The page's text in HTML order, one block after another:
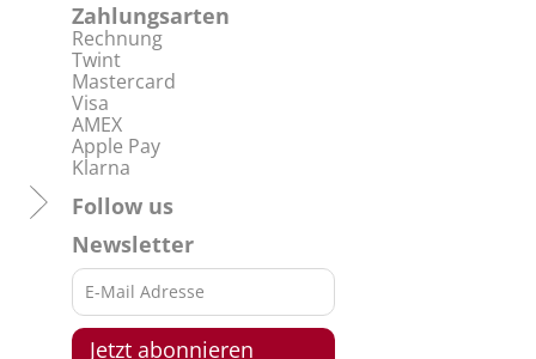
Zahlungsarten
Rechnung
Twint
Mastercard
Visa
AMEX
Apple Pay
Klarna
Follow us
Newsletter